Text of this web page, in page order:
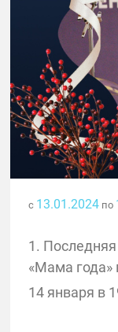
с 13.01.2024 по
1.
«Мама года»
14 января в